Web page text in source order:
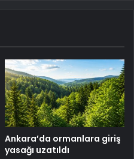
Ankara’da ormanlara giriş
yasağı uzatıldı